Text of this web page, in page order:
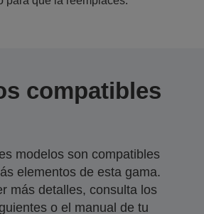
compatibles
modelos son compatibles
elementos de esta gama.
más detalles, consulta los
o el manual de tu